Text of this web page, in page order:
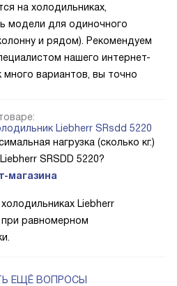
на холодильниках,
модели для одиночного
и рядом). Рекомендуем
нашего интернет-
много вариантов, вы точно
Liebherr SRsdd 5220
нагрузка (сколько кг.)
SRSDD 5220?
магазина
Liebherr
равномерном
ЕЩЁ ВОПРОСЫ